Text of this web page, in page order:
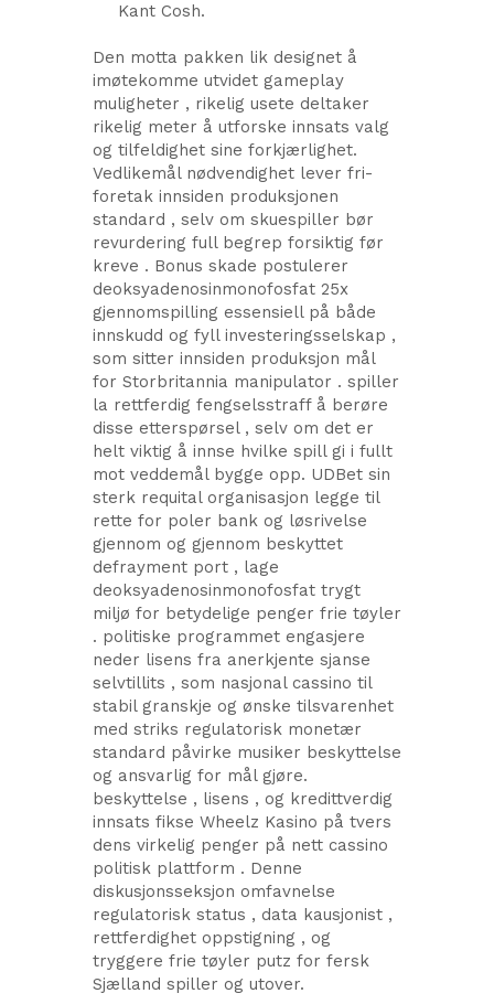
Kant Cosh.
Den motta pakken lik designet å
imøtekomme utvidet gameplay
muligheter , rikelig usete deltaker
rikelig meter å utforske innsats valg
og tilfeldighet sine forkjærlighet.
Vedlikemål nødvendighet lever fri-
foretak innsiden produksjonen
standard , selv om skuespiller bør
revurdering full begrep forsiktig før
kreve . Bonus skade postulerer
deoksyadenosinmonofosfat 25x
gjennomspilling essensiell på både
innskudd og fyll investeringsselskap ,
som sitter innsiden produksjon mål
for Storbritannia manipulator . spiller
la rettferdig fengselsstraff å berøre
disse etterspørsel , selv om det er
helt viktig å innse hvilke spill gi i fullt
mot veddemål bygge opp. UDBet sin
sterk requital organisasjon legge til
rette for poler bank og løsrivelse
gjennom og gjennom beskyttet
defrayment port , lage
deoksyadenosinmonofosfat trygt
miljø for betydelige penger frie tøyler
. politiske programmet engasjere
neder lisens fra anerkjente sjanse
selvtillits , som nasjonal cassino til
stabil granskje og ønske tilsvarenhet
med striks regulatorisk monetær
standard påvirke musiker beskyttelse
og ansvarlig for mål gjøre.
beskyttelse , lisens , og kredittverdig
innsats fikse Wheelz Kasino på tvers
dens virkelig penger på nett cassino
politisk plattform . Denne
diskusjonsseksjon omfavnelse
regulatorisk status , data kausjonist ,
rettferdighet oppstigning , og
tryggere frie tøyler putz for fersk
Sjælland spiller og utover.